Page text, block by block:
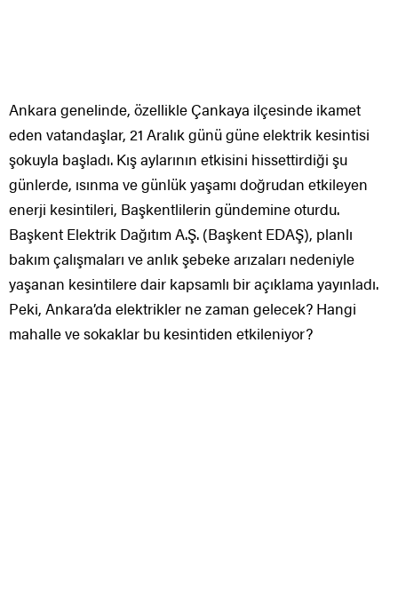
Ankara genelinde, özellikle Çankaya ilçesinde ikamet
eden vatandaşlar, 21 Aralık günü güne elektrik kesintisi
şokuyla başladı. Kış aylarının etkisini hissettirdiği şu
günlerde, ısınma ve günlük yaşamı doğrudan etkileyen
enerji kesintileri, Başkentlilerin gündemine oturdu.
Başkent Elektrik Dağıtım A.Ş. (Başkent EDAŞ), planlı
bakım çalışmaları ve anlık şebeke arızaları nedeniyle
yaşanan kesintilere dair kapsamlı bir açıklama yayınladı.
Peki, Ankara’da elektrikler ne zaman gelecek? Hangi
mahalle ve sokaklar bu kesintiden etkileniyor?